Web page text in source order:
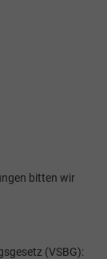
bitten wir
(VSBG):